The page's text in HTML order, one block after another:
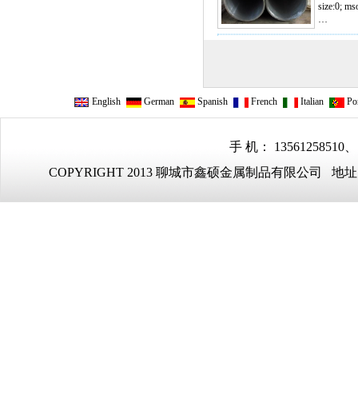
size:0;
…
English German Spanish French Italian
手 机： 13561258510
COPYRIGHT 2013 聊城市鑫硕金属制品有限公司 地